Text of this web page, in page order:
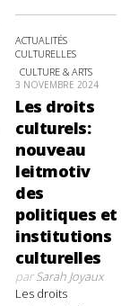
ACTUALITÉS
CULTURELLES
CULTURE & ARTS
3 NOVEMBRE 2024
Les droits
culturels:
nouveau
leitmotiv
des
politiques et
institutions
culturelles
parSarah Joyaux
Les droits